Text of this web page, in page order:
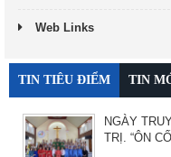
Web Links
TIN TIÊU ĐIỂM TIN
NGÀY
TRỊ. “ÔN